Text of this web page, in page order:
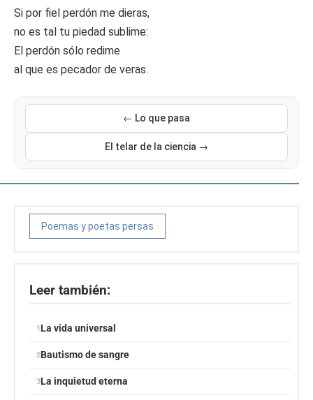
Si por fiel perdón me dieras,
no es tal tu piedad sublime:
El perdón sólo redime
al que es pecador de veras.
← Lo que pasa
El telar de la ciencia →
Poemas y poetas persas
Leer también:
La vida universal
Bautismo de sangre
La inquietud eterna